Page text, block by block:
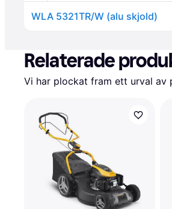
WLA 5321TR/W (alu skjold)
Relaterade
Vi har plockat fram ett urval av